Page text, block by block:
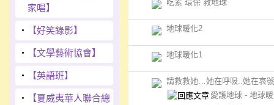
家唱】
‧ 【好笑錄影】
‧ 【文學藝術協會】
‧ 【英語班】
‧
【夏威夷華人聯合總
吃素 環保 救地球
地球暖化2
地球暖化1
請救救她…她在呼吸..她在哀
愛護地球 - 地球